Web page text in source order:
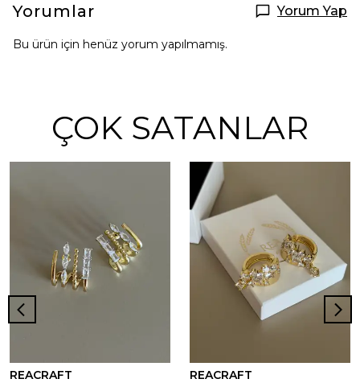
Yorumlar Yorum Yap
Bu ürün için henüz yorum yapılmamış.
ÇOK SATANLAR
REACRAFT REACRAFT